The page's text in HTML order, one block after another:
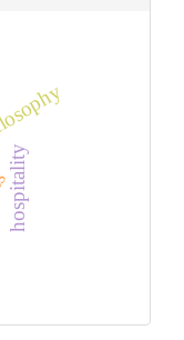
hospitality